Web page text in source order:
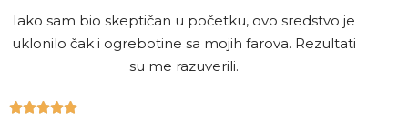
Iako sam bio skeptičan u početku, ovo sredstvo je
uklonilo čak i ogrebotine sa mojih farova. Rezultati
su me razuverili.
